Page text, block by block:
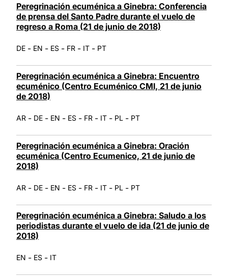
Peregrinación ecuménica a Ginebra: Conferencia
de prensa del Santo Padre durante el vuelo de
regreso a Roma (21 de junio de 2018)
DE - EN - ES - FR - IT - PT
Peregrinación ecuménica a Ginebra: Encuentro
ecuménico (Centro Ecuménico CMI, 21 de junio
de 2018)
AR - DE - EN - ES - FR - IT - PL - PT
Peregrinación ecuménica a Ginebra: Oración
ecuménica (Centro Ecumenico, 21 de junio de
2018)
AR - DE - EN - ES - FR - IT - PL - PT
Peregrinación ecuménica a Ginebra: Saludo a los
periodistas durante el vuelo de ida (21 de junio de
2018)
EN - ES - IT